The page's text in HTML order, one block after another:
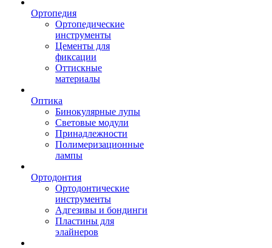
Ортопедия
Ортопедические
инструменты
Цементы для
фиксации
Оттискные
материалы
Оптика
Бинокулярные лупы
Световые модули
Принадлежности
Полимеризационные
лампы
Ортодонтия
Ортодонтические
инструменты
Адгезивы и бондинги
Пластины для
элайнеров